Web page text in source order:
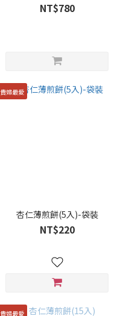
NT$780
貴婦最愛
杏仁薄煎餅(5入)-袋裝
NT$220
貴婦最愛